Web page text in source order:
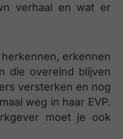
verhaal en wat er
erkennen
die overeind blijven
versterken en nog
weg in haar EVP.
moet je ook